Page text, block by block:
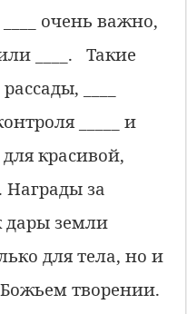
очень важно,
____.
Такие
____
_____ и
красивой,
Награды за
дары земли
для тела, но и
творении.